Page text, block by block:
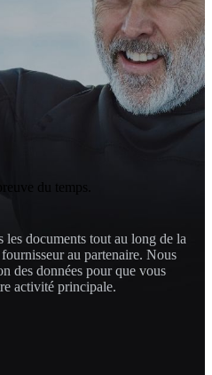
du temps.
les documents tout au long de la
au partenaire. Nous
des données pour que vous
activité principale.